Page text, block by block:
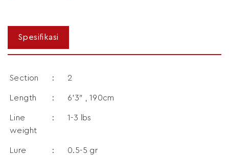
Section : 2
Length : 6’3″ , 190cm
Line
weight
: 1-3 lbs
Lure
: 0.5-5 gr